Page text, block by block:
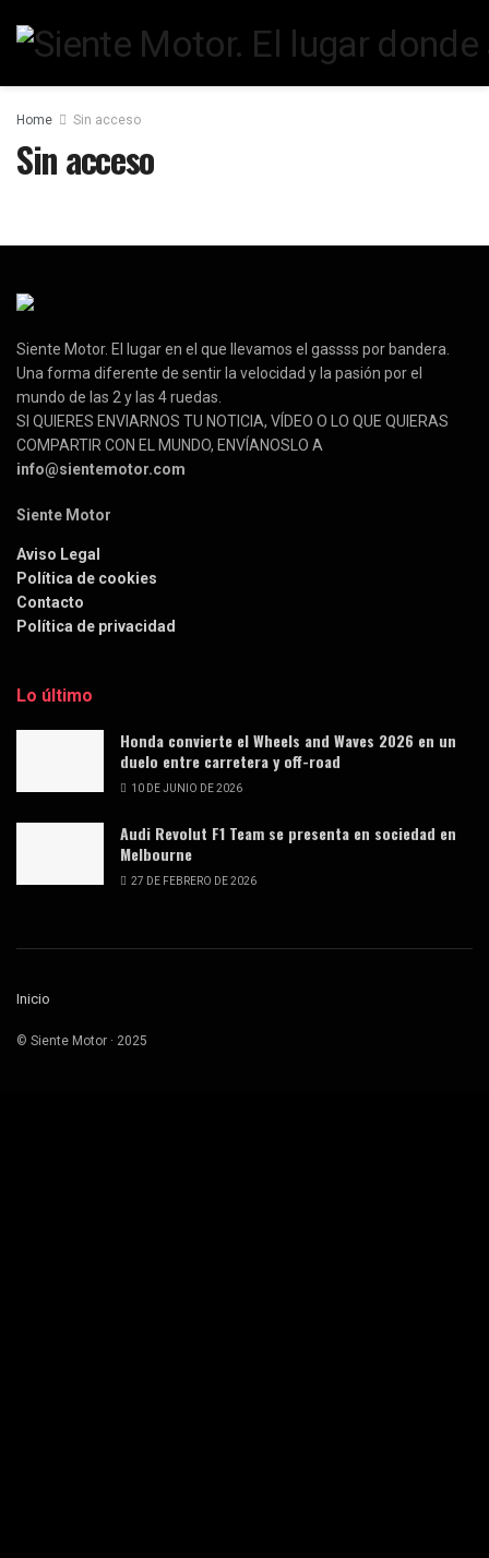
Home Sin acceso
Sin acceso
Siente Motor. El lugar en el que llevamos el gassss por bandera.
Una forma diferente de sentir la velocidad y la pasión por el
mundo de las 2 y las 4 ruedas.
SI QUIERES ENVIARNOS TU NOTICIA, VÍDEO O LO QUE QUIERAS
COMPARTIR CON EL MUNDO, ENVÍANOSLO A
info@sientemotor.com
Siente Motor
Aviso Legal
Política de cookies
Contacto
Política de privacidad
Lo último
Honda convierte el Wheels and Waves 2026 en un
duelo entre carretera y off-road
10 DE JUNIO DE 2026
Audi Revolut F1 Team se presenta en sociedad en
Melbourne
27 DE FEBRERO DE 2026
Inicio
© Siente Motor · 2025